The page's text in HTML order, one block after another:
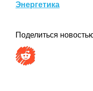
Энергетика
Поделиться